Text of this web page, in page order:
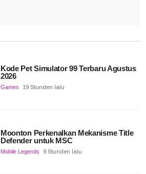
Kode Pet Simulator 99 Terbaru Agustus
2026
Games 19 Stunden lalu
Moonton Perkenalkan Mekanisme Title
Defender untuk MSC
Mobile Legends 9 Stunden lalu